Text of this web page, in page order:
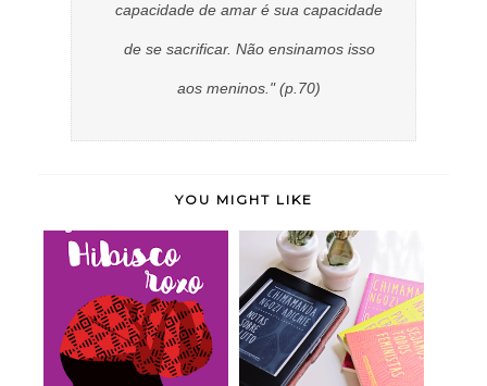
capacidade de amar é sua capacidade
de se sacrificar. Não ensinamos isso
aos meninos." (p.70)
YOU MIGHT LIKE
Hibisco Roxo -
Chimamanda Ngozi
Adi...
Notas Sobre o Luto -
Chimamanda Ngo...